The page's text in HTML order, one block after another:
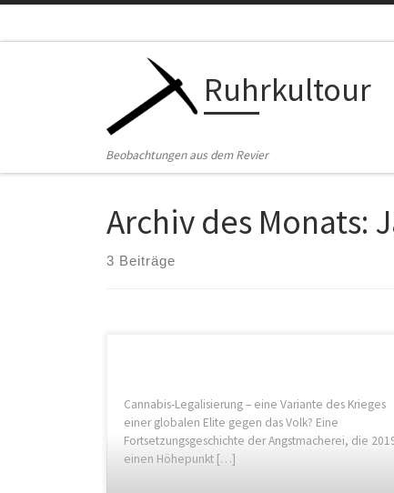
Ruhrkultour
Beobachtungen aus dem Revier
Archiv des Monats:
3 Beiträge
Cannabis-Legalisierung – eine Variante des Krieges
einer globalen Elite gegen das Volk? Eine
Fortsetzungsgeschichte der Angstmacherei, die
einen Höhepunkt […]